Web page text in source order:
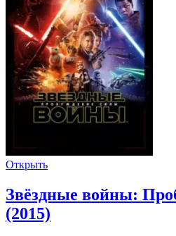
Открыть
Звёздные войны:
(2015)